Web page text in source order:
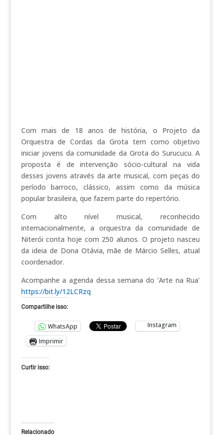
Com mais de 18 anos de história, o Projeto da
Orquestra de Cordas da Grota tem como objetivo
iniciar jovens da comunidade da Grota do Surucucu. A
proposta é de intervenção sócio-cultural na vida
desses jovens através da arte musical, com peças do
período barroco, clássico, assim como da música
popular brasileira, que fazem parte do repertório.
Com alto nível musical, reconhecido
internacionalmente, a orquestra da comunidade de
Niterói conta hoje com 250 alunos. O projeto nasceu
da ideia de Dona Otávia, mãe de Márcio Selles, atual
coordenador.
Acompanhe a agenda dessa semana do ‘Arte na Rua’
https://bit.ly/12LCRzq
Compartilhe isso:
WhatsApp
Instagram
Imprimir
Curtir isso:
Relacionado